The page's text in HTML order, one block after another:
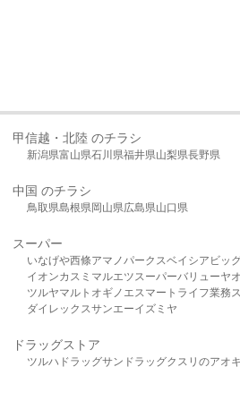
甲信越・北陸 のチラシ
新潟県富山県石川県福井県山梨県長野県
中国 のチラシ
鳥取県島根県岡山県広島県山口県
スーパー
いなげや西條アマノパークスベイシア ビッ
イオンカスミ マルエツスーパーバリューヤ
ツルヤマルト オギノ エスマート ライフ業務
ダイレックスサンエーイズミヤ
ドラッグストア
ツルハドラッグサンドラッグクスリのアオキ